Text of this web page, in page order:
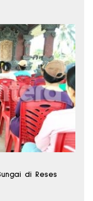
di Reses